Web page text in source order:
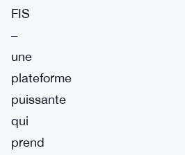
FIS
–
une
plateforme
puissante
qui
prend